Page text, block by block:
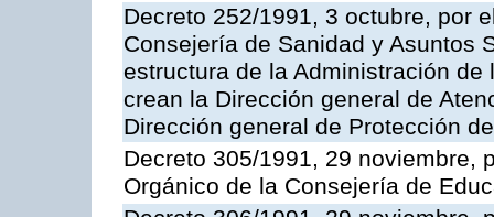
Decreto 252/1991, 3 octubre, por
Consejería de Sanidad y Asuntos
estructura de la Administración
crean la Dirección general de
Dirección general de Protección
Decreto 305/1991, 29 noviembre,
Orgánico de la Consejería de